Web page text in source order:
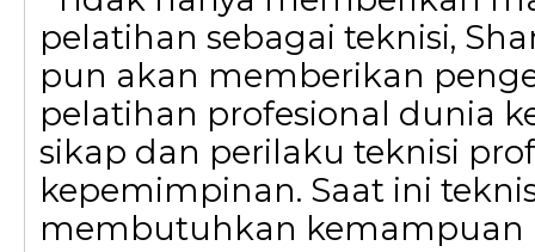
pelatihan sebagai teknisi,
pun akan memberikan
pelatihan profesional dunia
sikap dan perilaku teknisi
kepemimpinan. Saat ini
membutuhkan kemampuan